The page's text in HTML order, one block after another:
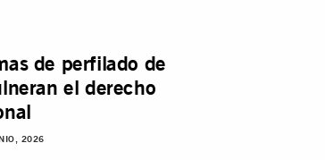
de perfilado de
el derecho
2026